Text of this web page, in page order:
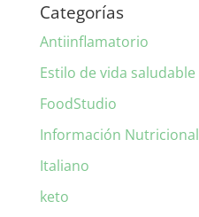
Categorías
Antiinflamatorio
Estilo de vida saludable
FoodStudio
Información Nutricional
Italiano
keto